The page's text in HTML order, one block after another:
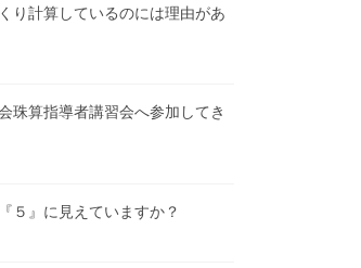
り計算しているのには理由があ
珠算指導者講習会へ参加してき
５』に見えていますか？